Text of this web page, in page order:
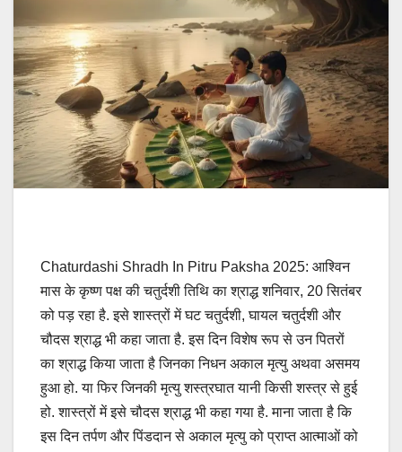
Chaturdashi Shradh In Pitru Paksha 2025: आश्विन
मास के कृष्ण पक्ष की चतुर्दशी तिथि का श्राद्ध शनिवार, 20 सितंबर
को पड़ रहा है. इसे शास्त्रों में घट चतुर्दशी, घायल चतुर्दशी और
चौदस श्राद्ध भी कहा जाता है. इस दिन विशेष रूप से उन पितरों
का श्राद्ध किया जाता है जिनका निधन अकाल मृत्यु अथवा असमय
हुआ हो. या फिर जिनकी मृत्यु शस्त्रघात यानी किसी शस्त्र से हुई
हो. शास्त्रों में इसे चौदस श्राद्ध भी कहा गया है. माना जाता है कि
इस दिन तर्पण और पिंडदान से अकाल मृत्यु को प्राप्त आत्माओं को